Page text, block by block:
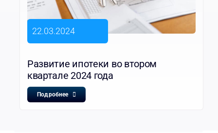
22.03.2024
Развитие ипотеки во втором
квартале 2024 года
Подробнее